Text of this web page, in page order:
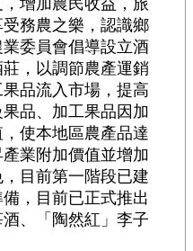
增加農民收益，旅
務農之樂，認識鄉
委員會倡導設立酒
，以調節農產運銷
品流入市場，提高
品、加工果品因加
使本地區農產品達
業附加價值並增加
目前第一階段已建
，目前已正式推出
、「陶然紅」李子